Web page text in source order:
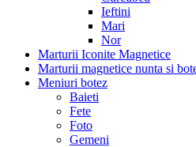
Ieftini
Mari
Nor
Marturii Iconite Magnetice
Marturii magnetice nunta si
Meniuri botez
Baieti
Fete
Foto
Gemeni